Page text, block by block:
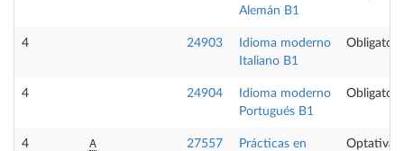
Alemán B1
4 24903
Idioma moderno
Italiano B1
4 24904
Idioma moderno
Portugués B1
4 A 27557
Prácticas en
Optativa